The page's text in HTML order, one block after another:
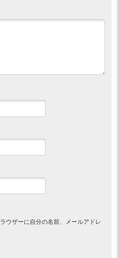
ウザーに自分の名前、メールアドレ